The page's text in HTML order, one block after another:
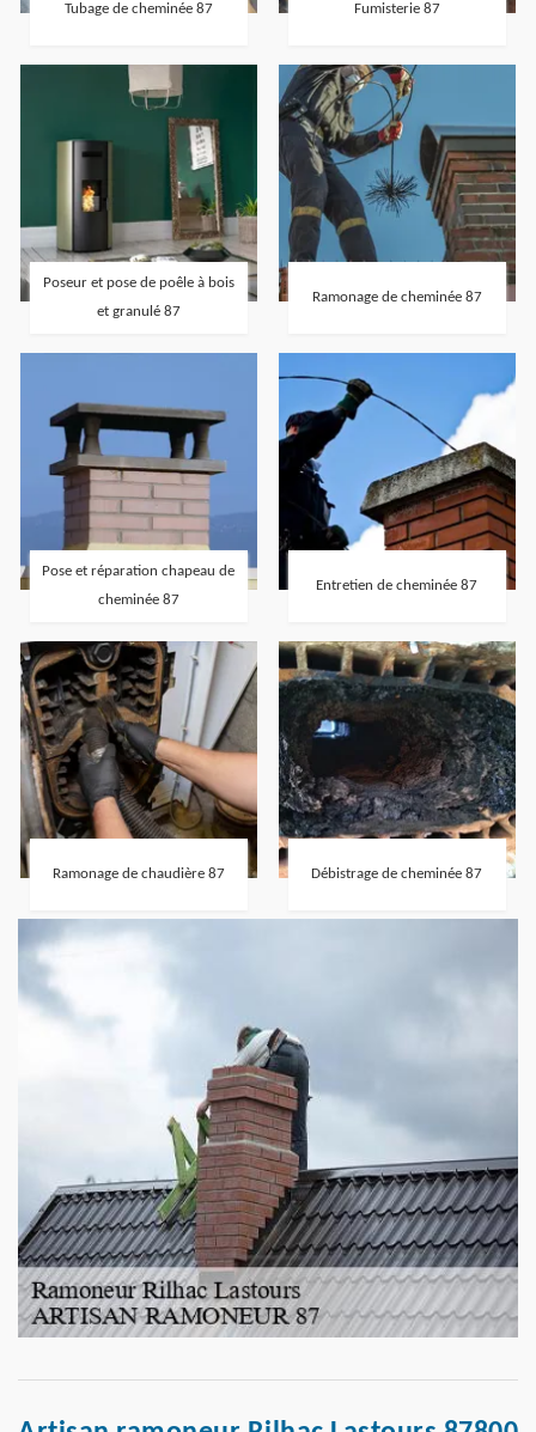
Tubage de cheminée 87 Fumisterie 87
Poseur et pose de poêle à bois
et granulé 87
Ramonage de cheminée 87
Pose et réparation chapeau de
cheminée 87
Entretien de cheminée 87
Ramonage de chaudière 87 Débistrage de cheminée 87